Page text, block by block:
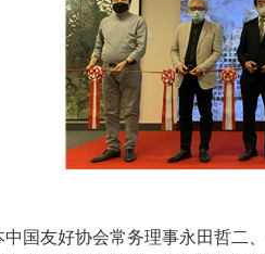
国友好协会常务理事永田哲二